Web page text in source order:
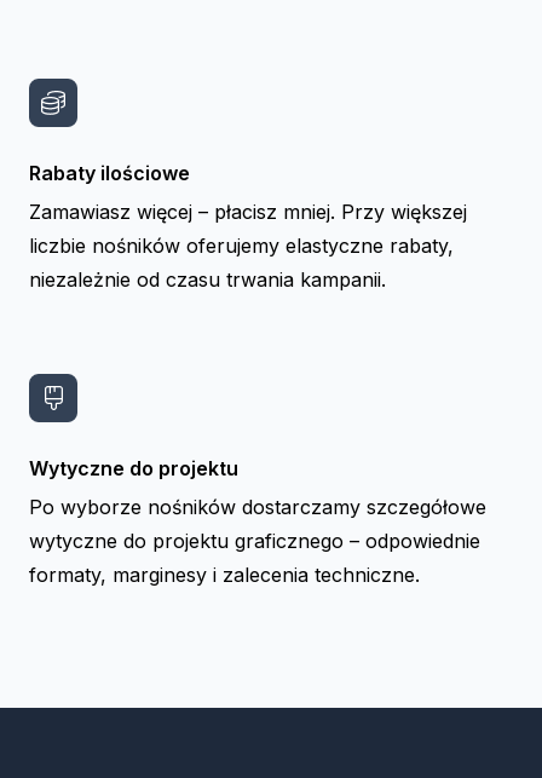
Rabaty ilościowe
Zamawiasz więcej – płacisz mniej. Przy większej
liczbie nośników oferujemy elastyczne rabaty,
niezależnie od czasu trwania kampanii.
Wytyczne do projektu
Po wyborze nośników dostarczamy szczegółowe
wytyczne do projektu graficznego – odpowiednie
formaty, marginesy i zalecenia techniczne.